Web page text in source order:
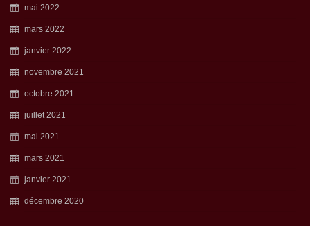
mai 2022
mars 2022
janvier 2022
novembre 2021
octobre 2021
juillet 2021
mai 2021
mars 2021
janvier 2021
décembre 2020